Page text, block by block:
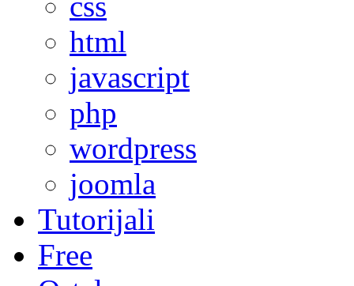
html
javascript
php
wordpress
joomla
Tutorijali
Free